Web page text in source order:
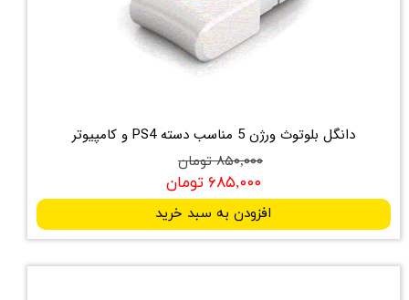
دانگل بلوتوث ورژن 5 مناسب دسته PS4 و کامپیوتر
۸۵۰,۰۰۰ تومان
۶۸۵,۰۰۰ تومان
افزودن به سبد خرید